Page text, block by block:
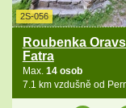
2S-056
Roubenka
Fatra
Max. 14 osob
7.1 km vzdušně od